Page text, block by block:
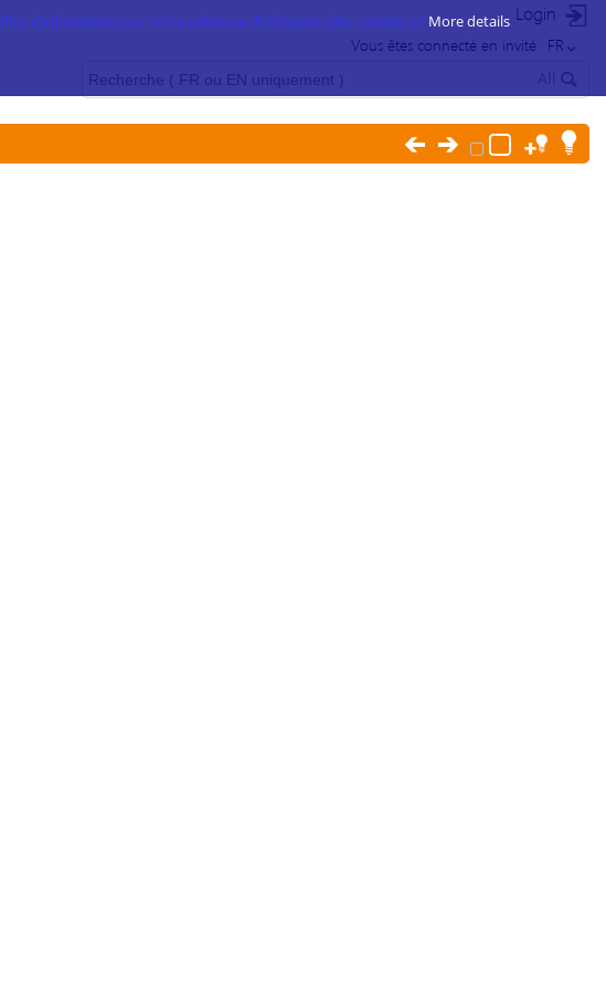
Login
FR
Vous êtes connecté en invité
Plus d’information sur notre politique d’utilisation des cookies ici. More details